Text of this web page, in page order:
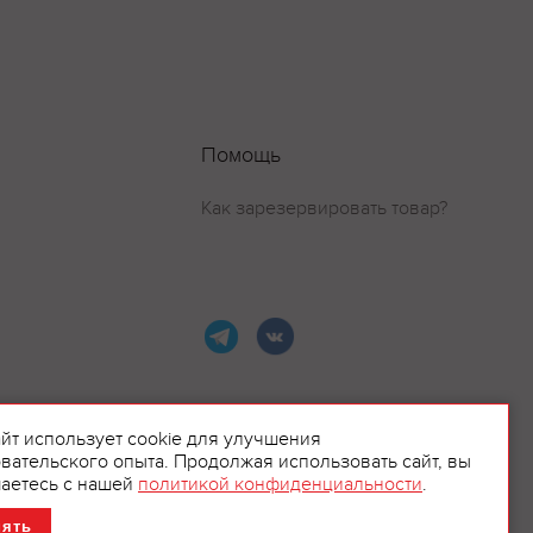
Помощь
Как зарезервировать товар?
использует cookie для улучшения
опыта. Продолжая использовать сайт, вы
с нашей политикой конфиденциальности.